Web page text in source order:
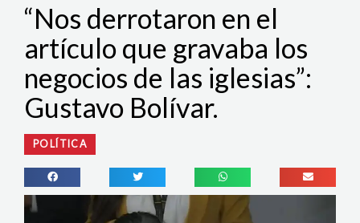
“Nos derrotaron en el
artículo que gravaba los
negocios de las iglesias”:
Gustavo Bolívar.
POLÍTICA